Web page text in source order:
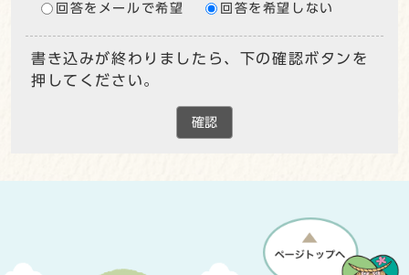
回答をメールで希望 回答を希望しない
書き込みが終わりましたら、下の確認ボタンを
押してください。
確認